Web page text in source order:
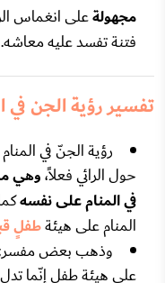
مجهولةعلى انغماس
فتنة تفسد عليه معاشه.
تفسير رؤية الجن
رؤية الجنّ في
حول الرائي فعلاً،وهي
في المنام على نفسه
المنام على هيئةطفلٍ
وذهب بعض مفسري
على هيئة طفل إنّما